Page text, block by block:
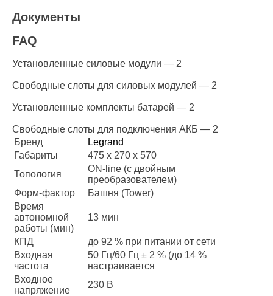
Документы
FAQ
Установленные силовые модули — 2
Свободные слоты для силовых модулей — 2
Установленные комплекты батарей — 2
Свободные слоты для подключения АКБ — 2
Бренд
Legrand
Габариты
475 x 270 x 570
Топология
ON-line (с двойным
преобразователем)
Форм-фактор
Башня (Tower)
Время
автономной
работы (мин)
13 мин
КПД
до 92 % при питании от сети
Входная
частота
50 Гц/60 Гц ± 2 % (до 14 %
настраивается
Входное
напряжение
230 В